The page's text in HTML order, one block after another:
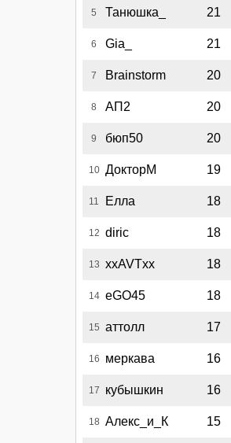
5 Танюшка_ 21
6 Gia_ 21
7 Brainstorm 20
8 АП2 20
9 бюп50 20
10 ДокторМ 19
11 Елла 18
12 diric 18
13 xxAVTxx 18
14 eGO45 18
15 аттолл 17
16 меркава 16
17 кубышкин 16
18 Алекс_и_К 15